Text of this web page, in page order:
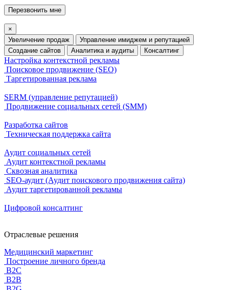
Перезвонить мне
×
Увеличение продаж
Управление имиджем и репутацией
Создание сайтов
Аналитика и аудиты Консалтинг
Настройка контекстной рекламы
Поисковое продвижение (SEO)
Таргетированная реклама
SERM (управление репутацией)
Продвижение социальных сетей (SMM)
Разработка сайтов
Техническая поддержка сайта
Аудит социальных сетей
Аудит контекстной рекламы
Сквозная аналитика
SEO-аудит (Аудит поискового продвижения сайта)
Аудит таргетированной рекламы
Цифровой консалтинг
Отраслевые решения
Медицинский маркетинг
Построение личного бренда
B2C
B2B